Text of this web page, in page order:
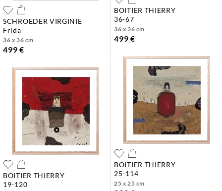
SCHROEDER VIRGINIE
frida
36 x 36 cm
499 €
BOITIER THIERRY
36-67
36 x 36 cm
499 €
BOITIER THIERRY
19-120
BOITIER THIERRY
25-114
25 x 25 cm